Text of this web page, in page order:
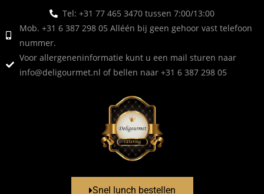
Tel: +31 77 465 3470 tussen 7:00/13:00
Mob. +31 6 387 298 05 Alléén bij geen gehoor vast telefoon
nummer.
Voor allergeneninformatie kunt u een mail sturen naar
info@deligourmet.nl of bellen naar +31 6 387 298 05
Snel lunch bestellen